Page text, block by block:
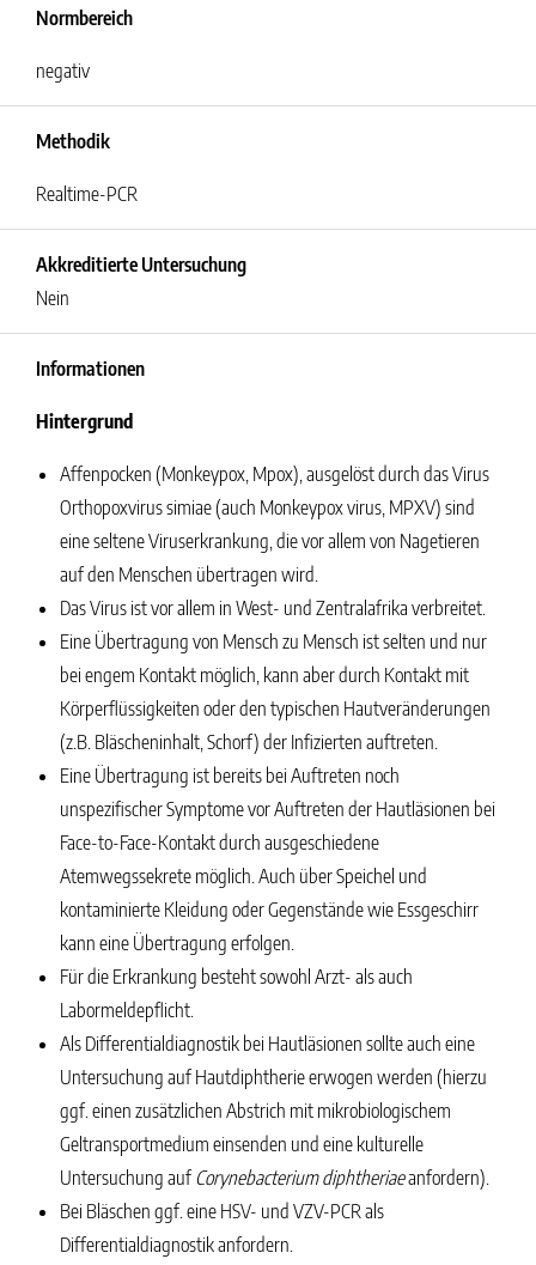
Normbereich
negativ
Methodik
Realtime-PCR
Akkreditierte Untersuchung
Nein
Informationen
Hintergrund
Affenpocken (Monkeypox, Mpox), ausgelöst durch das Virus
Orthopoxvirus simiae (auch Monkeypox virus, MPXV) sind
eine seltene Viruserkrankung, die vor allem von Nagetieren
auf den Menschen übertragen wird.
Das Virus ist vor allem in West- und Zentralafrika verbreitet.
Eine Übertragung von Mensch zu Mensch ist selten und nur
bei engem Kontakt möglich, kann aber durch Kontakt mit
Körperflüssigkeiten oder den typischen Hautveränderungen
(z.B. Bläscheninhalt, Schorf) der Infizierten auftreten.
Eine Übertragung ist bereits bei Auftreten noch
unspezifischer Symptome vor Auftreten der Hautläsionen bei
Face-to-Face-Kontakt durch ausgeschiedene
Atemwegssekrete möglich. Auch über Speichel und
kontaminierte Kleidung oder Gegenstände wie Essgeschirr
kann eine Übertragung erfolgen.
Für die Erkrankung besteht sowohl Arzt- als auch
Labormeldepflicht.
Als Differentialdiagnostik bei Hautläsionen sollte auch eine
Untersuchung auf Hautdiphtherie erwogen werden (hierzu
ggf. einen zusätzlichen Abstrich mit mikrobiologischem
Geltransportmedium einsenden und eine kulturelle
Untersuchung auf Corynebacterium diphtheriaeanfordern).
Bei Bläschen ggf. eine HSV- und VZV-PCR als
Differentialdiagnostik anfordern.